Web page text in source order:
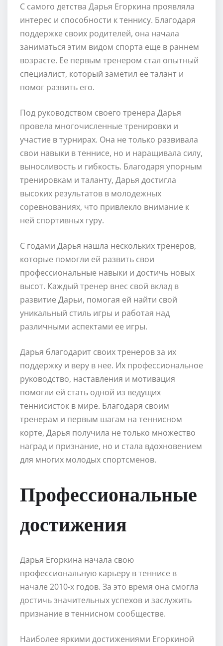
С самого детства Дарья Егоркина проявляла
интерес и способности к теннису. Благодаря
поддержке своих родителей, она начала
заниматься этим видом спорта еще в раннем
возрасте. Ее первым тренером стал опытный
специалист, который заметил ее талант и
помог развить его.
Под руководством своего тренера Дарья
провела многочисленные тренировки и
участие в турнирах. Она не только развивала
свои навыки в теннисе, но и наращивала силу,
выносливость и гибкость. Благодаря упорным
тренировкам и таланту, Дарья достигла
высоких результатов в молодежных
соревнованиях, что привлекло внимание к
ней спортивных гуру.
С годами Дарья нашла нескольких тренеров,
которые помогли ей развить свои
профессиональные навыки и достичь новых
высот. Каждый тренер внес свой вклад в
развитие Дарьи, помогая ей найти свой
уникальный стиль игры и работая над
различными аспектами ее игры.
Дарья благодарит своих тренеров за их
поддержку и веру в нее. Их профессиональное
руководство, наставления и мотивация
помогли ей стать одной из ведущих
теннисисток в мире. Благодаря своим
тренерам и первым шагам на теннисном
корте, Дарья получила не только множество
наград и признание, но и стала вдохновением
для многих молодых спортсменов.
Профессиональные
достижения
Дарья Егоркина начала свою
профессиональную карьеру в теннисе в
начале 2010-х годов. За это время она смогла
достичь значительных успехов и заслужить
признание в теннисном сообществе.
Наиболее яркими достижениями Егоркиной